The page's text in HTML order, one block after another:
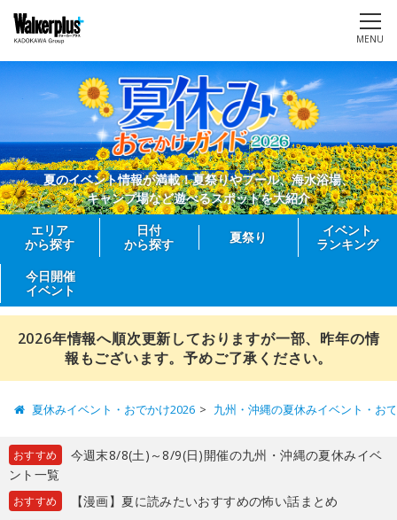
MENU
夏のイベント情報が満載！夏祭りやプール、海水浴場、
キャンプ場など遊べるスポットを大紹介
エリア
から探す
日付
から探す
夏祭り
イベント
ランキング
今日開催
イベント
2026年情報へ順次更新しておりますが一部、昨年の情
報もございます。予めご了承ください。
夏休みイベント・おでかけ2026 九州・沖縄の夏休みイベント・お
おすすめ
今週末8/8(土)～8/9(日)開催の九州・沖縄の夏休みイベ
ント一覧
おすすめ 【漫画】夏に読みたいおすすめの怖い話まとめ